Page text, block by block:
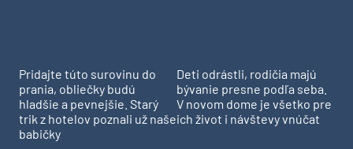
Pridajte túto surovinu do
prania, obliečky budú
hladšie a pevnejšie. Starý
trik z hotelov poznali už naše
babičky
Deti odrástli, rodičia majú
bývanie presne podľa seba.
V novom dome je všetko pre
ich život i návštevy vnúčat